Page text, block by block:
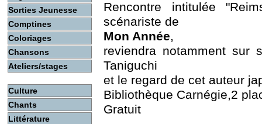
Sorties Jeunesse
Comptines
Coloriages
Chansons
Ateliers/stages
Culture
Chants
Littérature
Rencontre intitulée
scénariste de
Mon Année,
reviendra notamment sur
Taniguchi
et le regard de cet auteur
Bibliothèque Carnégie,2
Gratuit